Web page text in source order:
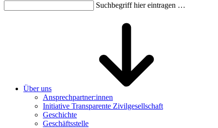
Suchbegriff hier eintragen …
Über uns
Ansprechpartner:innen
Initiative Transparente Zivilgesellschaft
Geschichte
Geschäftsstelle